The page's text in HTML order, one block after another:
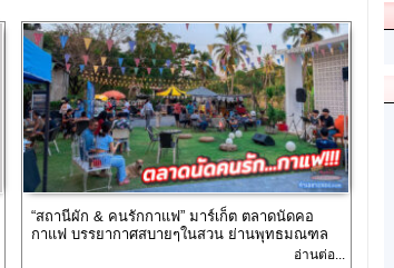
“สถานีผัก & คนรักกาแฟ” มาร์เก็ต ตลาดนัดคอ
กาแฟ บรรยากาศสบายๆในสวน ย่านพุทธมณฑล
อ่านต่อ...